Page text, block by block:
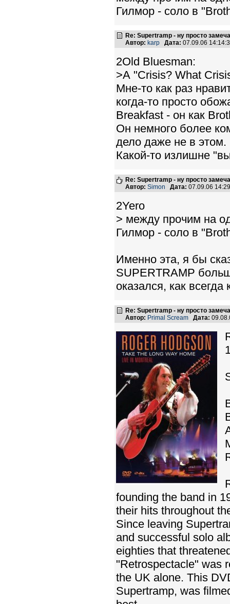
Гилмор - соло в
Re: Supertramp - ну просто
Автор: karp Дата: 07.09.06
2Old Bluesman:
>А "Crisis? What
Мне-то как раз
когда-то просто
Breakfast - он как
Он немного более
дело даже не в этом.
Какой-то излишне
Re: Supertramp - ну просто
Автор: Simon Дата: 07.09.06
2Yero
> между прочим на
Гилмор - соло в
Именно эта, я бы
SUPERTRAMP
оказался, как
Re: Supertramp - ну просто
Автор: Primal Scream Дата:
founding the band in
their hits throughout
Since leaving
and successful solo
eighties that
"Retrospectacle" was
the UK alone. This
Supertramp, was